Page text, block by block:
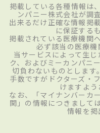
掲載している各種情報は
ンパニー株式会社が調
出来るだけ正確な情報掲
に保証する
掲載されている医療機関
必ず該当の医療機
当サービスによって生
ク、およびミーカンパニ
切負わないものとします
手数ですがドクターズ・
けますよう
なお、「マイナンバーカ
関」の情報につきまして
情報を掲